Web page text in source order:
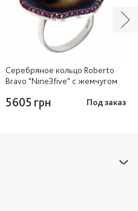
Серебряное кольцо Roberto
Bravo "Nine3five" с жемчугом
5605 грн Под заказ